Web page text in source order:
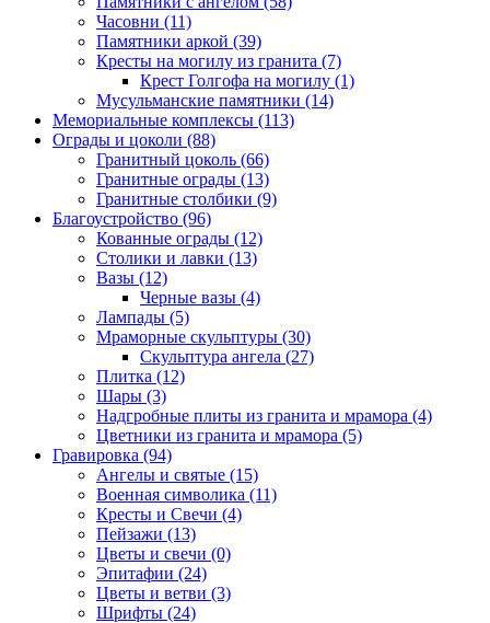
Часовни (11)
Памятники аркой (39)
Кресты на могилу из гранита (7)
Крест Голгофа на могилу (1)
Мусульманские памятники (14)
Мемориальные комплексы (113)
Ограды и цоколи (88)
Гранитный цоколь (66)
Гранитные ограды (13)
Гранитные столбики (9)
Благоустройство (96)
Кованные ограды (12)
Столики и лавки (13)
Вазы (12)
Черные вазы (4)
Лампады (5)
Мраморные скульптуры (30)
Скульптура ангела (27)
Плитка (12)
Шары (3)
Надгробные плиты из гранита и мрамора (4)
Цветники из гранита и мрамора (5)
Гравировка (94)
Ангелы и святые (15)
Военная символика (11)
Кресты и Свечи (4)
Пейзажи (13)
Цветы и свечи (0)
Эпитафии (24)
Цветы и ветви (3)
Шрифты (24)